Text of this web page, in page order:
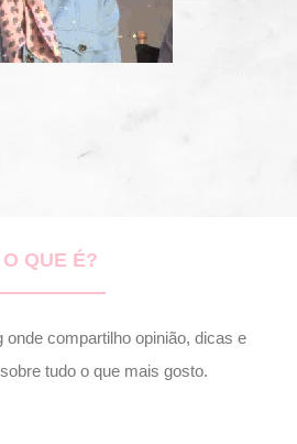
O QUE É?
onde compartilho opinião, dicas e
tudo o que mais gosto.